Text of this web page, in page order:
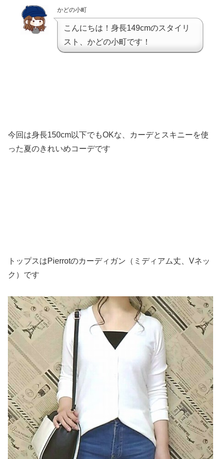
かどの小町
こんにちは！身長149cmのスタイリ
スト、かどの小町です！
今回は身長150cm以下でもOKな、カーデとスキニーを使
った夏のきれいめコーデです
トップスはPierrotのカーディガン（ミディアム丈、Vネッ
ク）です